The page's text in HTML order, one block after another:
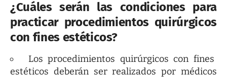
¿Cuáles serán las condiciones para
practicar procedimientos quirúrgicos
con fines estéticos?
Los procedimientos quirúrgicos con fines
estéticos deberán ser realizados por médicos